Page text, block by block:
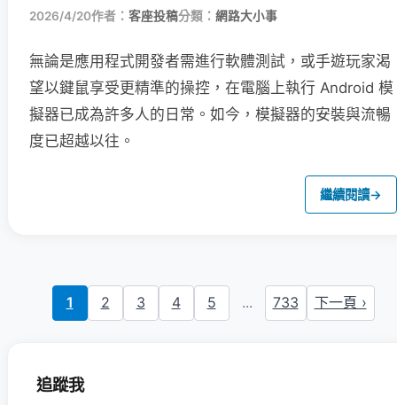
2026/4/20作者： 客座投稿分類： 網路大小事
無論是應用程式開發者需進行軟體測試，或手遊玩家渴
望以鍵鼠享受更精準的操控，在電腦上執行 Android 模
擬器已成為許多人的日常。如今，模擬器的安裝與流暢
度已超越以往。
繼續閱讀→
1 2 3 4 5 ... 733 下一頁 ›
追蹤我